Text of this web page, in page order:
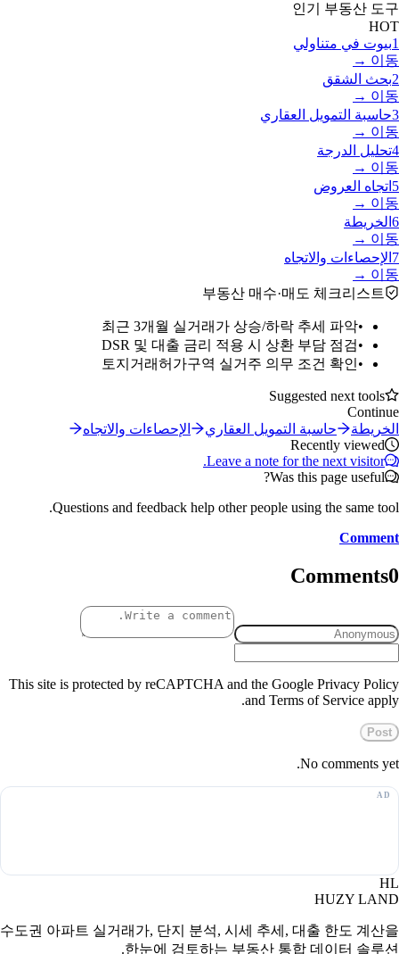
인기 부동산 도구
HOT
1بيوت في متناولي
이동 →
2بحث الشقق
이동 →
3حاسبة التمويل العقاري
이동 →
4تحليل الدرجة
이동 →
5 اتجاه العروض
이동 →
6 الخريطة
이동 →
7 الإحصاءات والاتجاه
이동 →
부동산 매수·매도 체크리스트
•
최근 3개월 실거래가 상승/하락 추세 파악
•
DSR 및 대출 금리 적용 시 상환 부담 점검
•
토지거래허가구역 실거주 의무 조건 확인
Suggested next tools
Continue
الخريطة
حاسبة التمويل العقاري
الإحصاءات والاتجاه
Recently viewed
Leave a note for the next visitor.
Was this page useful?
Questions and feedback help other people using the same tool.
Comment
Comments0
This site is protected by reCAPTCHA and the Google Privacy Policy
and Terms of Service apply.
Post
No comments yet.
HL
HUZY LAND
수도권 아파트 실거래가, 단지 분석, 시세 추세, 대출 한도 계산을
한눈에 검토하는 부동산 통합 데이터 솔루션.